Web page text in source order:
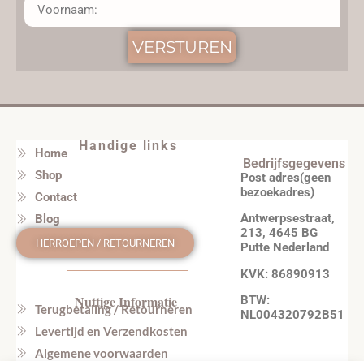
VERSTUREN
Handige links
Home
Shop
Contact
Blog
HERROEPEN / RETOURNEREN
Nuttige Informatie
Terugbetaling / Retourneren
Levertijd en Verzendkosten
Algemene voorwaarden
Bedrijfsgegevens
Post adres(geen
bezoekadres)
Antwerpsestraat,
213, 4645 BG
Putte Nederland
KVK: 86890913
BTW:
NL004320792B51